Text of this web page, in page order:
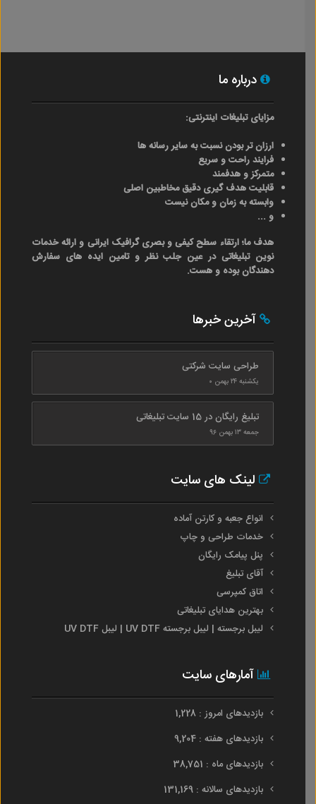
درباره ما
مزایای تبلیغات اینترنتی:
ارزان تر بودن نسبت به سایر رسانه ها
فرایند راحت و سریع
متمرکز و هدفمند
قابلیت هدف گیری دقیق مخاطبین اصلی
وابسته به زمان و مکان نیست
و ...
هدف ما؛ ارتقاء سطح کیفی و بصری گرافیک ایرانی و ارائه خدمات
نوین تبلیغاتی در عین جلب نظر و تامین ایده های سفارش
دهندگان بوده و هست.
آخرین خبرها
طراحی سایت شرکتی
یکشنبه ۲۴ بهمن ۰
تبلیغ رایگان در 15 سایت تبلیغاتی
جمعه ۱۳ بهمن ۹۶
لینک های سایت
انواع جعبه و کارتن آماده
خدمات طراحی و چاپ
پنل پیامک رایگان
آقای تبلیغ
اتاق کمپرسی
بهترین هدایای تبلیغاتی
لیبل برجسته | لیبل برجسته UV DTF | لیبل UV DTF
آمارهای سایت
بازدیدهای امروز : 1,228
بازدیدهای هفته : 9,204
بازدیدهای ماه : 38,751
بازدیدهای سالانه : 131,169